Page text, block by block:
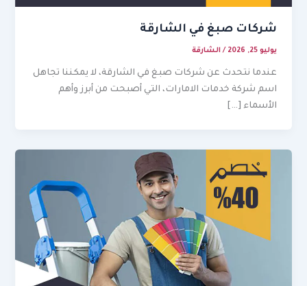
شركات صبغ في الشارقة
يوليو 25, 2026 /الشارقة
عندما نتحدث عن شركات صبغ في الشارقة، لا يمكننا تجاهل
اسم شركة خدمات الامارات، التي أصبحت من أبرز وأهم
الأسماء […]